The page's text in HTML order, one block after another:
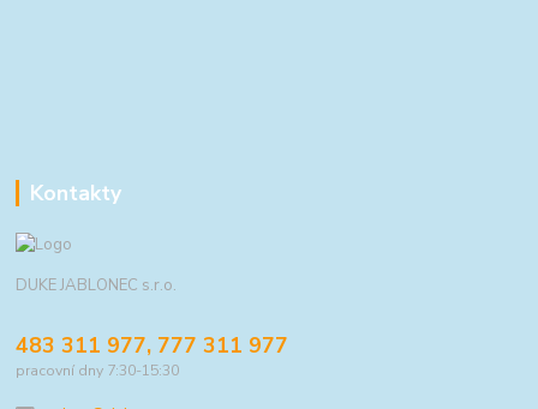
Kontakty
DUKE JABLONEC s.r.o.
483 311 977, 777 311 977
pracovní dny 7:30-15:30